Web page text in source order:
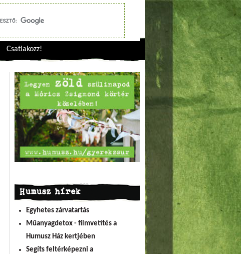
Csatlakozz!
Humusz hírek
Egyhetes zárvatartás
Műanyagdetox - filmvetítés a
Humusz Ház kertjében
Segíts feltérképezni a